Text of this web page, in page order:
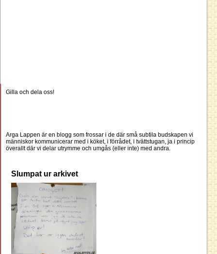
Gilla och dela oss!
Arga Lappen är en blogg som frossar i de där små subtila budskapen vi
människor kommunicerar med i köket, i förrådet, i tvättstugan, ja i princip
överallt där vi delar utrymme och umgås (eller inte) med andra.
Slumpat ur arkivet